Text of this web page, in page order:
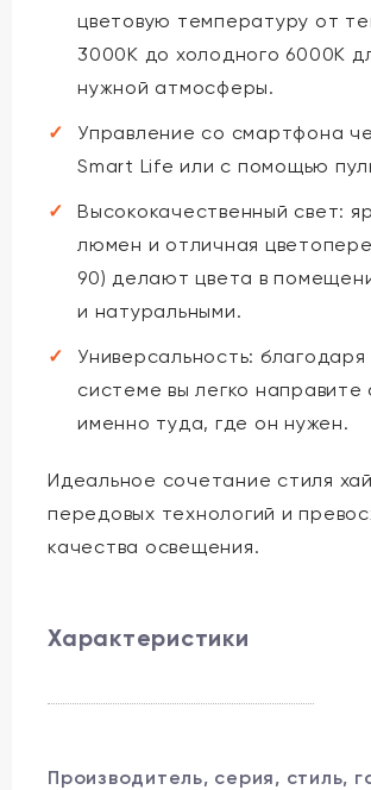
цветовую температуру от
3000K до холодного 6000K
нужной атмосферы.
Управление со смартфона
Smart Life или с помощью
Высококачественный свет:
люмен и отличная
90) делают цвета в
и натуральными.
Универсальность: благодаря
системе вы легко направите
именно туда, где он нужен.
Идеальное сочетание стиля
передовых технологий и
качества освещения.
Характеристики
Производитель, серия, стиль,